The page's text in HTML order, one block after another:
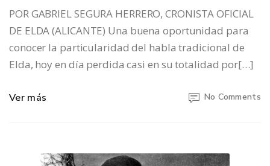
POR GABRIEL SEGURA HERRERO, CRONISTA OFICIAL
DE ELDA (ALICANTE) Una buena oportunidad para
conocer la particularidad del habla tradicional de
Elda, hoy en día perdida casi en su totalidad por[…]
Ver más No Comments